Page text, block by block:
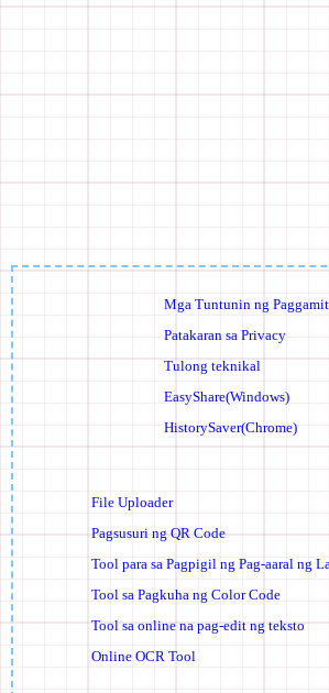
Mga Tuntunin ng Paggamit
Patakaran sa Privacy
Tulong teknikal
EasyShare(Windows)
HistorySaver(Chrome)
File Uploader
Pagsusuri ng QR Code
Tool para sa Pagpigil ng Pag-aaral ng
Tool sa Pagkuha ng Color Code
Tool sa online na pag-edit ng teksto
Online OCR Tool